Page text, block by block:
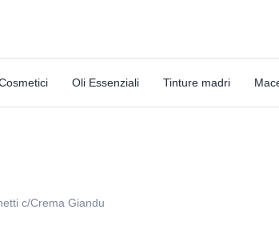
Oli Essenziali Tinture madri
c/Crema Giandu